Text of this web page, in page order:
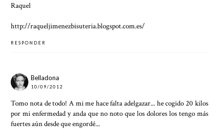
Raquel
http://raqueljimenezbisuteria.blogspot.com.es/
RESPONDER
Belladona
10/09/2012
Tomo nota de todo! A mi me hace falta adelgazar... he cogido 20 kilos
por mi enfermedad y anda que no noto que los dolores los tengo más
fuertes aún desde que engordé...